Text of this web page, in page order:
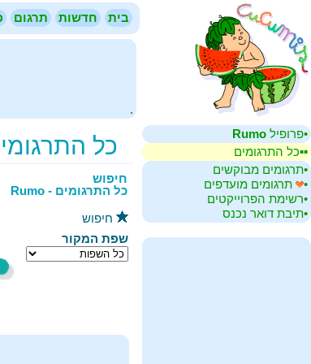
בית חדשות תרגום
.
•‏פרופיל Rumo
▪▪‏כל התרגומים
•‏תרגומים מבוקשים
•‏
תרגומים מועדפים
•‏רשימת הפרוייקטים
•‏תיבת דואר נכנס
כל
חיפוש
כל התרגומים - Rumo
חיפוש
שפת המקור